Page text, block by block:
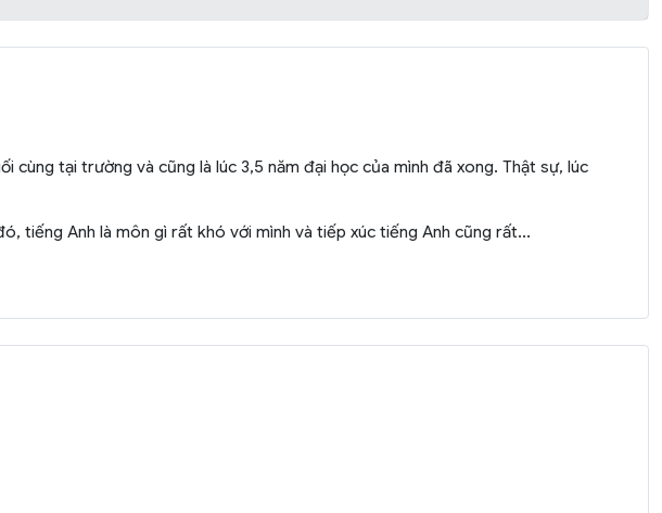
cùng tại trường và cũng là lúc 3,5 năm đại học của mình đã xong. Thật sự, lúc
tiếng Anh là môn gì rất khó với mình và tiếp xúc tiếng Anh cũng rất...